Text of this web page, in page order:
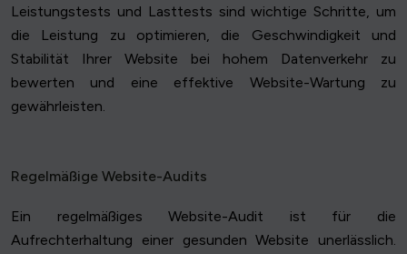
Leistungstests und Lasttests sind wichtige Schritte, um
die Leistung zu optimieren, die Geschwindigkeit und
Stabilität Ihrer Website bei hohem Datenverkehr zu
bewerten und eine effektive Website-Wartung zu
gewährleisten.
Regelmäßige Website-Audits
Ein regelmäßiges Website-Audit ist für die
Aufrechterhaltung einer gesunden Website unerlässlich.